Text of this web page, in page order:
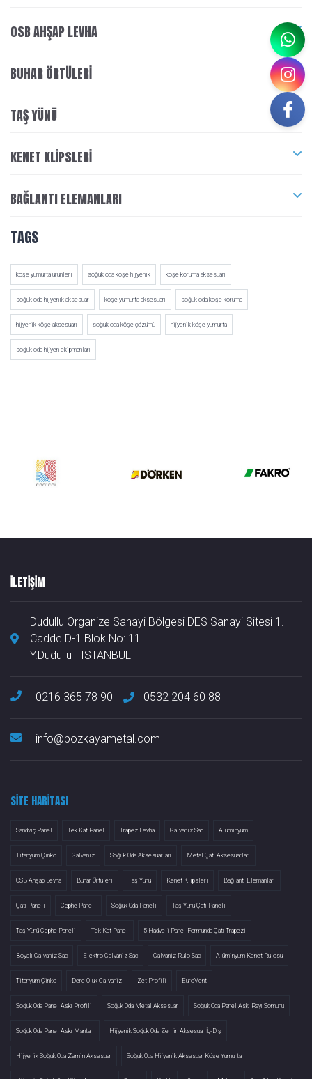
OSB AHŞAP LEVHA
BUHAR ÖRTÜLERI
TAŞ YÜNÜ
KENET KLIPSLERI
BAĞLANTI ELEMANLARI
TAGS
köşe yumurta ürünleri soğuk oda köşe hijyenik köşe koruma aksesuarı
soğuk oda hijyenik aksesuar köşe yumurta aksesuarı soğuk oda köşe koruma
hijyenik köşe aksesuarı soğuk oda köşe çözümü hijyenik köşe yumurta
soğuk oda hijyen ekipmanları
ILETIŞIM
Dudullu Organize Sanayi Bölgesi DES Sanayi Sitesi 1.
Cadde D-1 Blok No: 11
Y.Dudullu - ISTANBUL
0216 365 78 90 0532 204 60 88
info@bozkayametal.com
SITE HARITASI
Sandviç Panel Tek Kat Panel Trapez Levha Galvaniz Sac Alüminyum
Titanyum Çinko Galvaniz Soğuk Oda Aksesuarları Metal Çatı Aksesuarları
OSB Ahşap Levha Buhar Örtüleri Taş Yünü Kenet Klipsleri Bağlantı Elemanları
Çatı Paneli Cephe Paneli Soğuk Oda Paneli Taş Yünü Çatı Paneli
Taş Yünü Cephe Paneli Tek Kat Panel 5 Hadveli Panel Formunda Çatı Trapezi
Boyalı Galvaniz Sac Elektro Galvaniz Sac Galvaniz Rulo Sac Alüminyum Kenet Rulosu
Titanyum Çinko Dere Oluk Galvaniz Zet Profili EuroVent
Soğuk Oda Panel Askı Profili Soğuk Oda Metal Aksesuar Soğuk Oda Panel Askı Rayı Somunu
Soğuk Oda Panel Askı Mantarı Hijyenik Soğuk Oda Zemin Aksesuar İç-Dış
Hijyenik Soğuk Oda Zemin Aksesuar Soğuk Oda Hijyenik Aksesuar Köşe Yumurta